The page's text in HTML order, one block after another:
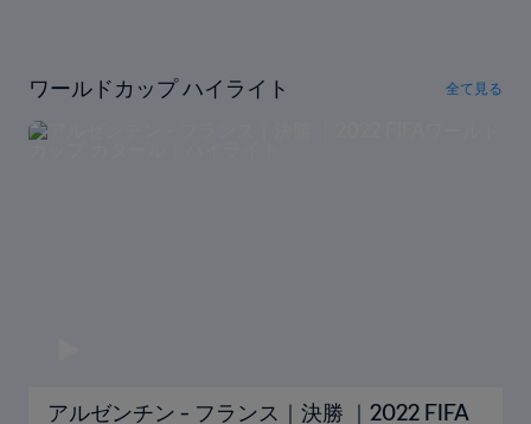
ワールドカップ ハイライト 全て見る
アルゼンチン - フランス｜決勝 ｜2022 FIFA